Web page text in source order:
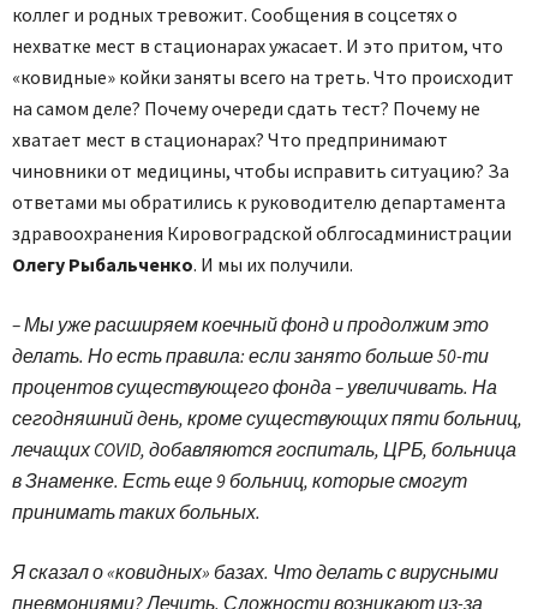
коллег и родных тревожит. Сообщения в соцсетях о
нехватке мест в стационарах ужасает. И это притом, что
«ковидные» койки заняты всего на треть. Что происходит
на самом деле? Почему очереди сдать тест? Почему не
хватает мест в стационарах? Что предпринимают
чиновники от медицины, чтобы исправить ситуацию? За
ответами мы обратились к руководителю департамента
здравоохранения Кировоградской облгосадминистрации
Олегу Рыбальченко. И мы их получили.
– Мы уже расширяем коечный фонд и продолжим это
делать. Но есть правила: если занято больше 50-ти
процентов существующего фонда – увеличивать. На
сегодняшний день, кроме существующих пяти больниц,
лечащих COVID, добавляются госпиталь, ЦРБ, больница
в Знаменке. Есть еще 9 больниц, которые смогут
принимать таких больных.
Я сказал о «ковидных» базах. Что делать с вирусными
пневмониями? Лечить. Сложности возникают из-за